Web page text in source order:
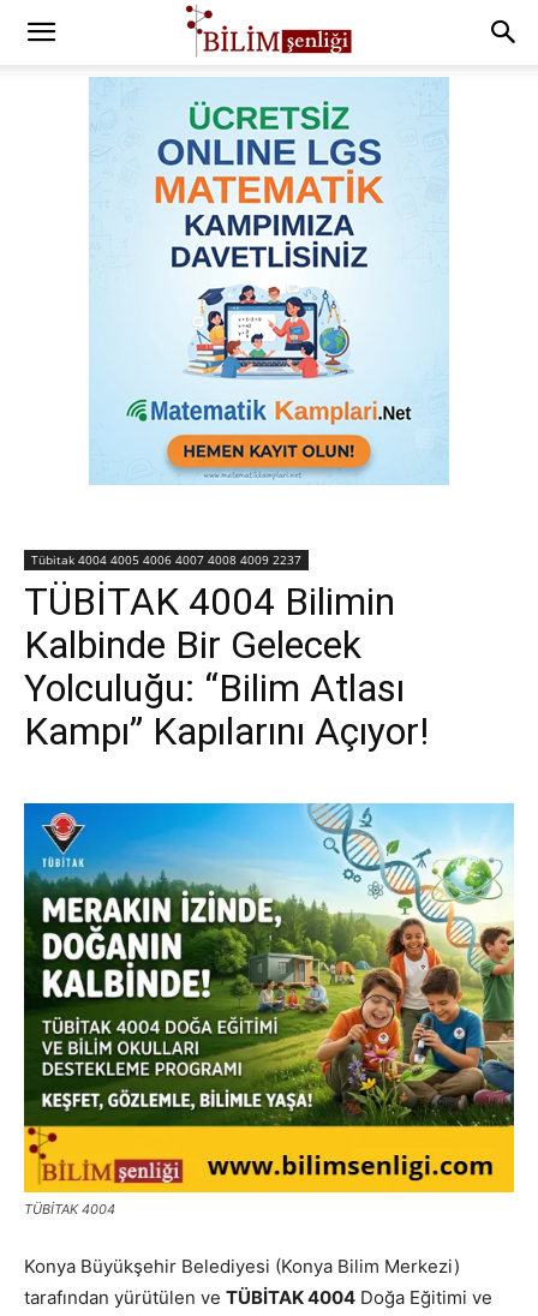
Tübitak 4004 4005 4006 4007 4008 4009 2237
TÜBİTAK 4004 Bilimin
Kalbinde Bir Gelecek
Yolculuğu: “Bilim Atlası
Kampı” Kapılarını Açıyor!
TÜBİTAK 4004
Konya Büyükşehir Belediyesi (Konya Bilim Merkezi)
tarafından yürütülen ve TÜBİTAK 4004 Doğa Eğitimi ve